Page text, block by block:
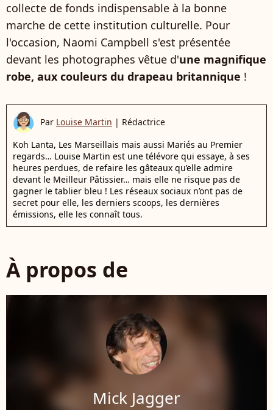
collecte de fonds indispensable à la bonne
marche de cette institution culturelle. Pour
l'occasion, Naomi Campbell s'est présentée
devant les photographes vêtue d'une magnifique
robe, aux couleurs du drapeau britannique !
Par Louise Martin | Rédactrice
Koh Lanta, Les Marseillais mais aussi Mariés au Premier
regards… Louise Martin est une télévore qui essaye, à ses
heures perdues, de refaire les gâteaux qu’elle admire
devant le Meilleur Pâtissier… mais elle ne risque pas de
gagner le tablier bleu ! Les réseaux sociaux n’ont pas de
secret pour elle, les derniers scoops, les dernières
émissions, elle les connaît tous.
À propos de
Mick Jagger